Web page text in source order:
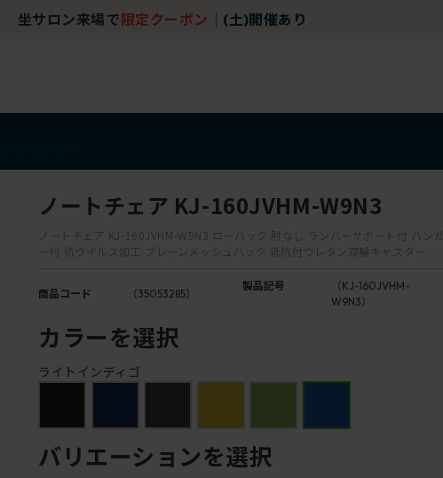
坐サロン来場で 限定クーポン (土)開催あり
ノートチェア KJ-160JVHM-W9N3
ノートチェア KJ-160JVHM-W9N3 ローバック 肘なし ランバーサポート付 ハンガ
ー付 抗ウイルス加工 プレーンメッシュバック 抵抗付ウレタン双輪キャスター
商品コード （35053285）
製品記号
（KJ-160JVHM-
W9N3）
カラーを選択
ライトインディゴ
バリエーションを選択